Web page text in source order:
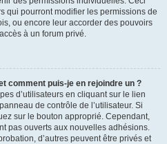
qui pourront modifier les permissions de
ou encore leur accorder des pouvoirs
à un forum privé.
comment puis-je en rejoindre un ?
d’utilisateurs en cliquant sur le lien
de contrôle de l’utilisateur. Si
sur le bouton approprié. Cependant,
pas ouverts aux nouvelles adhésions.
d’autres peuvent être privés et